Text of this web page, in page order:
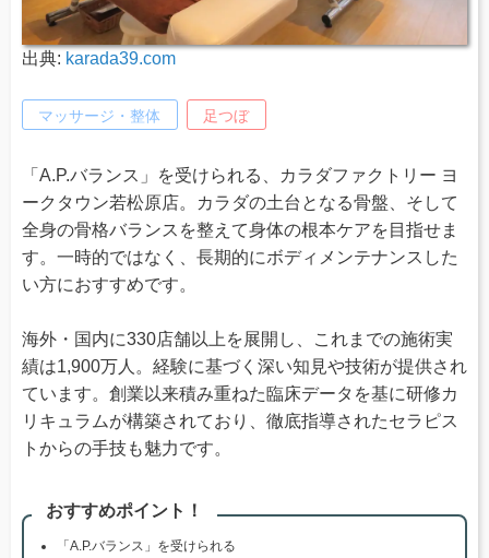
出典: karada39.com
マッサージ・整体 足つぼ
「A.P.バランス」を受けられる、カラダファクトリー ヨ
ークタウン若松原店。カラダの土台となる骨盤、そして
全身の骨格バランスを整えて身体の根本ケアを目指せま
す。一時的ではなく、長期的にボディメンテナンスした
い方におすすめです。
海外・国内に330店舗以上を展開し、これまでの施術実
績は1,900万人。経験に基づく深い知見や技術が提供され
ています。創業以来積み重ねた臨床データを基に研修カ
リキュラムが構築されており、徹底指導されたセラピス
トからの手技も魅力です。
おすすめポイント！
「A.P.バランス」を受けられる